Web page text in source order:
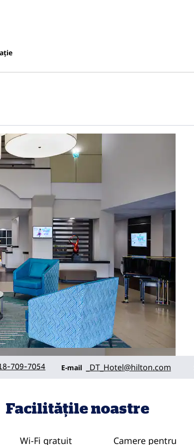
709-7054 E-mail
E-mailBURCS_DT_Hotel@hilton.com
Facilităţile noastre
Wi-Fi gratuit
Camere pentru